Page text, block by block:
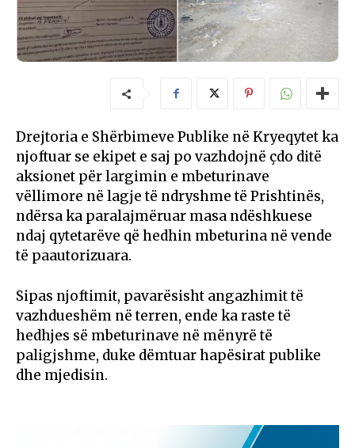
Drejtoria e Shërbimeve Publike në Kryeqytet ka
njoftuar se ekipet e saj po vazhdojnë çdo ditë
aksionet për largimin e mbeturinave
vëllimore në lagje të ndryshme të Prishtinës,
ndërsa ka paralajmëruar masa ndëshkuese
ndaj qytetarëve që hedhin mbeturina në vende
të paautorizuara.
Sipas njoftimit, pavarësisht angazhimit të
vazhdueshëm në terren, ende ka raste të
hedhjes së mbeturinave në mënyrë të
paligjshme, duke dëmtuar hapësirat publike
dhe mjedisin.